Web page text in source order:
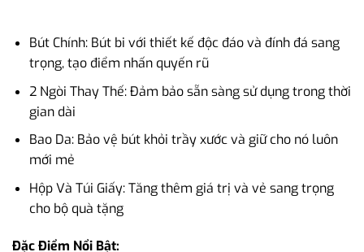
Bút Chính: Bút bi với thiết kế độc đáo và đính đá sang
trọng, tạo điểm nhấn quyến rũ
2 Ngòi Thay Thế: Đảm bảo sẵn sàng sử dụng trong thời
gian dài
Bao Da: Bảo vệ bút khỏi trầy xước và giữ cho nó luôn
mới mẻ
Hộp Và Túi Giấy: Tăng thêm giá trị và vẻ sang trọng
cho bộ quà tặng
Đặc Điểm Nổi Bật: